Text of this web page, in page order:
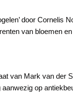
door Cornelis
van bloemen
van Mark van der
op